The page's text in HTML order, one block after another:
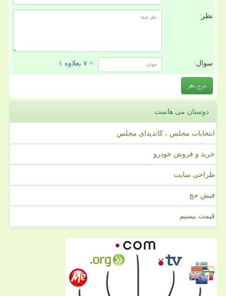
نظر:
سوال: = ۷ بعلاوه ۱
دوستان می هاست
انتخابات مجلس ، کاندیدای مجلس
خرید و فروش خودرو
طراحی سایت
فیش حج
قیمت بیسیم